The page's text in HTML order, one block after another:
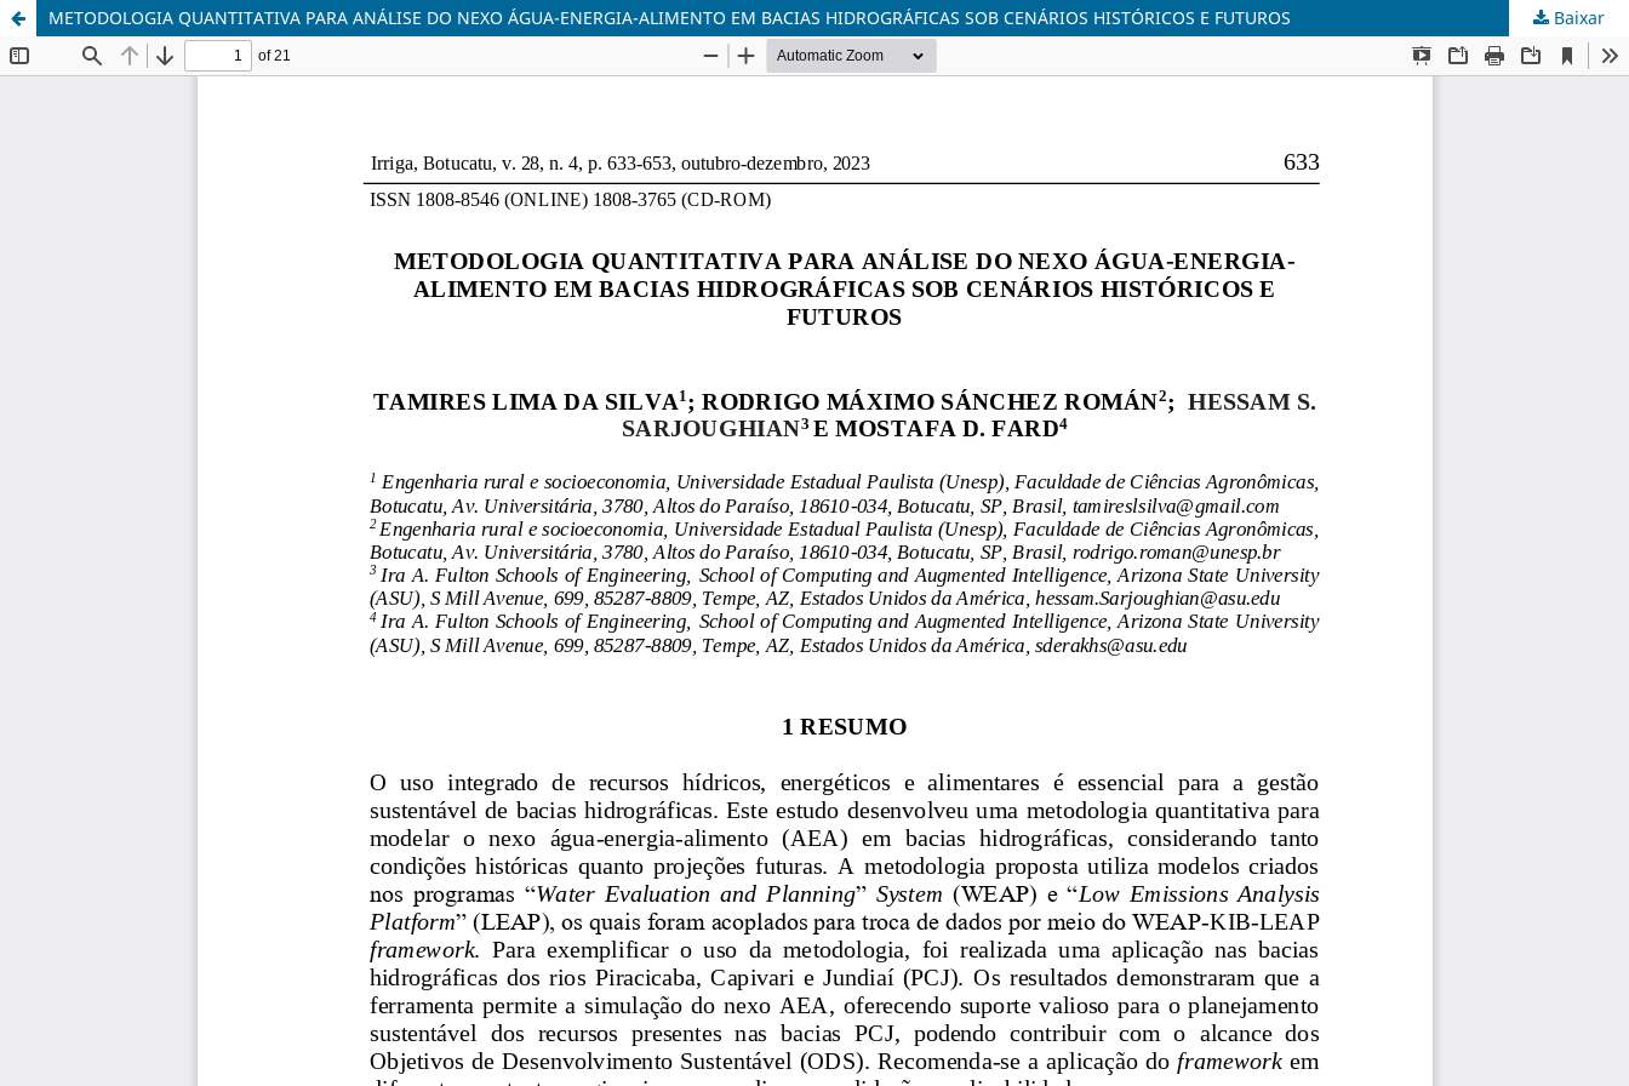
METODOLOGIA QUANTITATIVA PARA ANÁLISE DO NEXO ÁGUA-ENERGIA-ALIMENTO EM BACIAS HIDROGRÁFICAS SOB CENÁRIOS HISTÓRICOS E FUTUROS Baixar